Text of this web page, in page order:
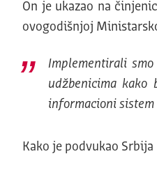
On je ukazao na
ovogodišnjoj
Implementirali
udžbenicima kako
informacioni sistem
Kako je podvukao